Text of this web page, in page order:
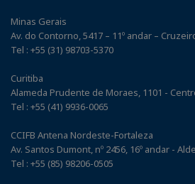
Minas Gerais
Av. do Contorno, 5417 – 11º andar –
Tel : +55 (31) 98703-5370
Curitiba
Alameda Prudente de Moraes, 1101 -
Tel : +55 (41) 9936-0065
CCIFB Antena Nordeste-Fortaleza
Av. Santos Dumont, nº 2456, 16º andar -
Tel : +55 (85) 98206-0505